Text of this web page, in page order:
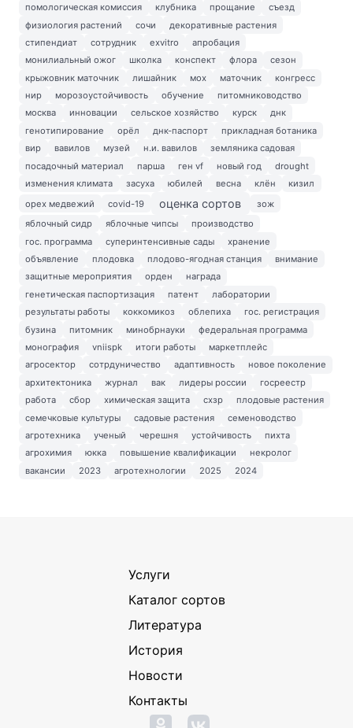
помологическая комиссия
клубника прощание
съезд
физиология растений
сочи
декоративные растения
стипендиат
сотрудник exvitro
апробация
монилиальный ожог
школка конспект флора
сезон
крыжовник маточник
лишайник мох маточник
конгресс
нир
морозоустойчивость обучение
питомниководство
москва
инновации сельское хозяйство курск
днк
генотипирование
орёл днк-паспорт
прикладная ботаника
вир
вавилов музей н.и. вавилов
земляника садовая
посадочный материал
парша ген vf новый год
drought
изменения климата
засуха юбилей весна клён
кизил
орех медвежий
covid-19 оценка сортов
зож
яблочный сидр
яблочные чипсы
производство
гос. программа
суперинтенсивные сады
хранение
объявление
плодовка плодово-ягодная станция
внимание
защитные мероприятия
орден
награда
генетическая паспортизация
патент
лаборатории
результаты работы
коккомикоз облепиха
гос. регистрация
бузина
питомник минобрнауки
федеральная программа
монография
vniispk итоги работы
маркетплейс
агросектор
сотрдуничество адаптивность
новое поколение
архитектоника
журнал вак лидеры россии
госреестр
работа
сбор химическая защита схзр
плодовые растения
семечковые культуры
садовые растения
семеноводство
агротехника
ученый черешня устойчивость
пихта
агрохимия
юкка повышение квалификации
некролог
вакансии
2023 агротехнологии 2025 2024
Услуги
Каталог сортов
Литература
История
Новости
Контакты